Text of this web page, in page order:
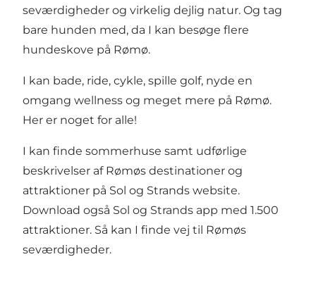
seværdigheder og virkelig dejlig natur. Og tag
bare hunden med, da I kan besøge flere
hundeskove på Rømø.
I kan bade, ride, cykle, spille golf, nyde en
omgang wellness og meget mere på Rømø.
Her er noget for alle!
I kan finde sommerhuse samt udførlige
beskrivelser af Rømøs destinationer og
attraktioner på Sol og Strands website.
Download også Sol og Strands app med 1.500
attraktioner. Så kan I finde vej til Rømøs
seværdigheder.